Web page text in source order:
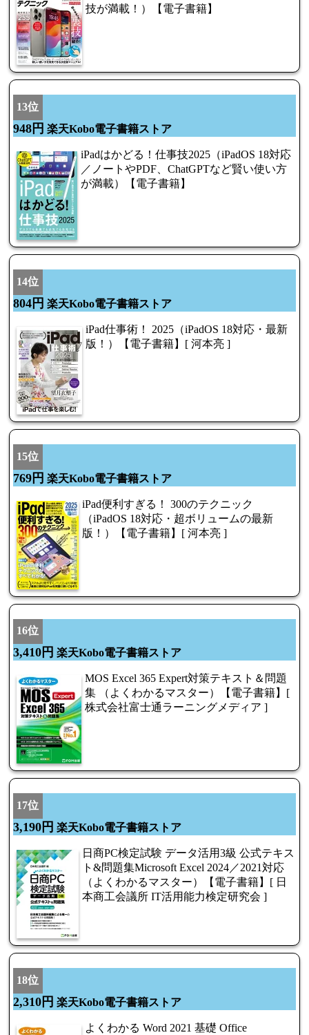
技が満載！）【電子書籍】
13位
948円 楽天Kobo電子書籍ストア
iPadはかどる！仕事技2025（iPadOS 18対応
／ノートやPDF、ChatGPTなど賢い使い方
が満載）【電子書籍】
14位
804円 楽天Kobo電子書籍ストア
iPad仕事術！ 2025（iPadOS 18対応・最新
版！）【電子書籍】[ 河本亮 ]
15位
769円 楽天Kobo電子書籍ストア
iPad便利すぎる！ 300のテクニック
（iPadOS 18対応・超ボリュームの最新
版！）【電子書籍】[ 河本亮 ]
16位
3,410円 楽天Kobo電子書籍ストア
MOS Excel 365 Expert対策テキスト＆問題
集 （よくわかるマスター）【電子書籍】[
株式会社富士通ラーニングメディア ]
17位
3,190円 楽天Kobo電子書籍ストア
日商PC検定試験 データ活用3級 公式テキス
ト&問題集Microsoft Excel 2024／2021対応
（よくわかるマスター）【電子書籍】[ 日
本商工会議所 IT活用能力検定研究会 ]
18位
2,310円 楽天Kobo電子書籍ストア
よくわかる Word 2021 基礎 Office